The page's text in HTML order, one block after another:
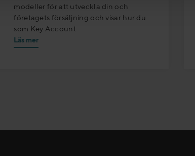
modeller för att utveckla din och
företagets försäljning och visar hur du
som Key Account
Läs mer